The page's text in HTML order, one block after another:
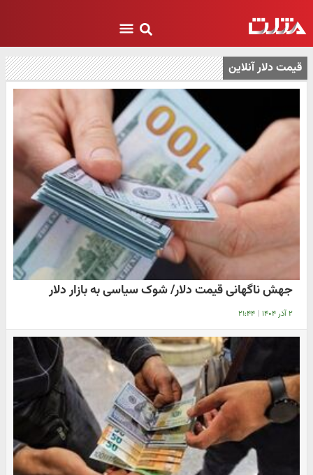
قیمت دلار آنلاین
جهش ناگهانی قیمت دلار/ شوک سیاسی به بازار دلار
۲ آذر ۱۴۰۴ | ۲۱:۴۴